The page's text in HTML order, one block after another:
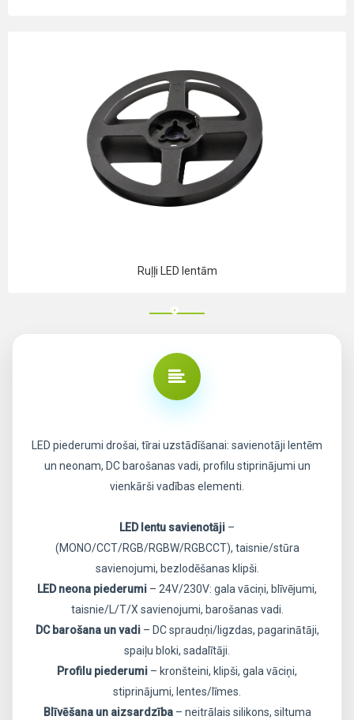
Ruļļi LED lentām
LED piederumi drošai, tīrai uzstādīšanai: savienotāji lentēm
un neonam, DC barošanas vadi, profilu stiprinājumi un
vienkārši vadības elementi.
LED lentu savienotāji –
(MONO/CCT/RGB/RGBW/RGBCCT), taisnie/stūra
savienojumi, bezlodēšanas klipši.
LED neona piederumi – 24V/230V: gala vāciņi, blīvējumi,
taisnie/L/T/X savienojumi, barošanas vadi.
DC barošana un vadi– DC spraudņi/ligzdas, pagarinātāji,
spaiļu bloki, sadalītāji.
Profilu piederumi – kronšteini, klipši, gala vāciņi,
stiprinājumi, lentes/līmes.
Blīvēšana un aizsardzība– neitrālais silikons, siltuma